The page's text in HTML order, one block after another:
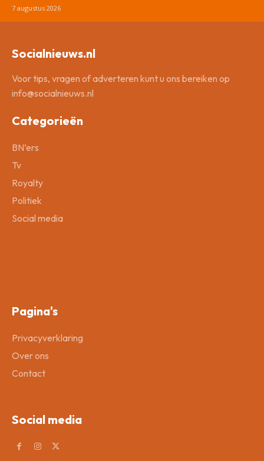
7 augustus 2026
Socialnieuws.nl
Voor tips, vragen of adverteren kunt u ons bereiken op
info@socialnieuws.nl
Categorieën
BN’ers
Tv
Royalty
Politiek
Social media
Pagina's
Privacyverklaring
Over ons
Contact
Social media